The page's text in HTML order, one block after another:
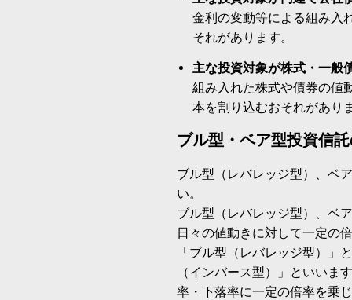
金利の変動等による組み入
それがあります。
主な投資対象が株式・一般
組み入れた株式や債券の値
本を割り込むおそれがあり
ブル型・ベア型投資信
ブル型（レバレッジ型）、ベ
い。
ブル型（レバレッジ型）、ベ
日々の値動きに対して一定の
「ブル型（レバレッジ型）」
（インバース型）」といいま
率・下落率に一定の倍率を乗